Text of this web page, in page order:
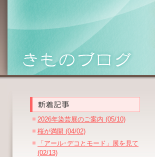
2026年染芸展のご案内 (05/10)
桜が満開 (04/02)
「アール･デコとモード」展を見て
(02/13)